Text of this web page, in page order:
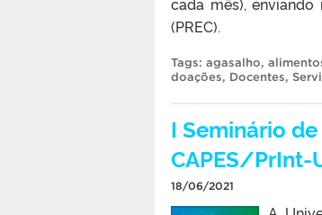
(PREC).
Tags: agasalho,
doações, Docentes,
I Seminário
CAPES/PrInt-
18/06/2021